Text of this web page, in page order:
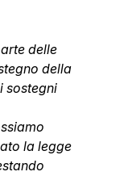
delle
della
sostegni
la legge